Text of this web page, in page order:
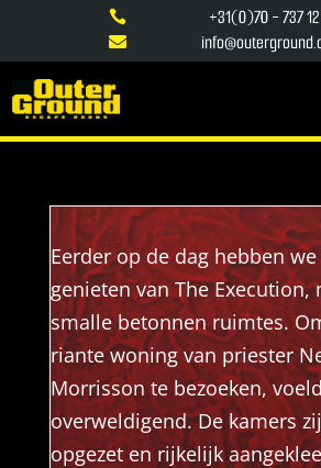
 +31(0)70 - 737 12

Eerder op de dag hebben
genieten van The Execution,
smalle betonnen ruimtes.
riante woning van priester
Morrisson te bezoeken,
overweldigend. De kamers
opgezet en rijkelijk